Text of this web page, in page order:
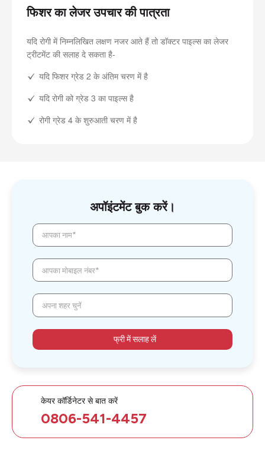
फिशर का लेजर उपचार की पात्रता
यदि रोगी में निम्नलिखित लक्षण नजर आते हैं तो डॉक्टर पाइल्स का लेजर
ट्रीटमेंट की सलाह दे सकता है-
यदि फिशर ग्रेड 2 के अंतिम चरण में है
यदि रोगी को ग्रेड 3 का पाइल्स है
रोगी ग्रेड 4 के शुरुआती चरण में है
अपॉइंटमेंट बुक करें।
आपका नाम*
आपका मोबाइल नंबर*
अपना शहर चुनें
फ्री में सलाह लें
केयर कॉर्डिनेटर से बात करें
0806-541-4457